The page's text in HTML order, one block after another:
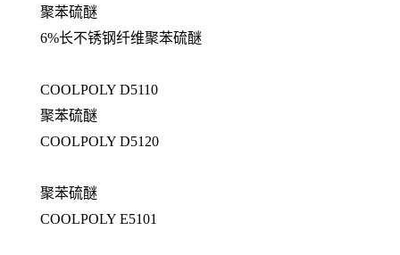
聚苯硫醚
6%长不锈钢纤维聚苯硫醚
COOLPOLY D5110
聚苯硫醚
COOLPOLY D5120
聚苯硫醚
COOLPOLY E5101